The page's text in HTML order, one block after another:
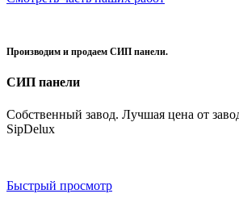
Производим и продаем СИП панели.
СИП панели
Собственный завод. Лучшая цена от
SipDelux
Быстрый просмотр